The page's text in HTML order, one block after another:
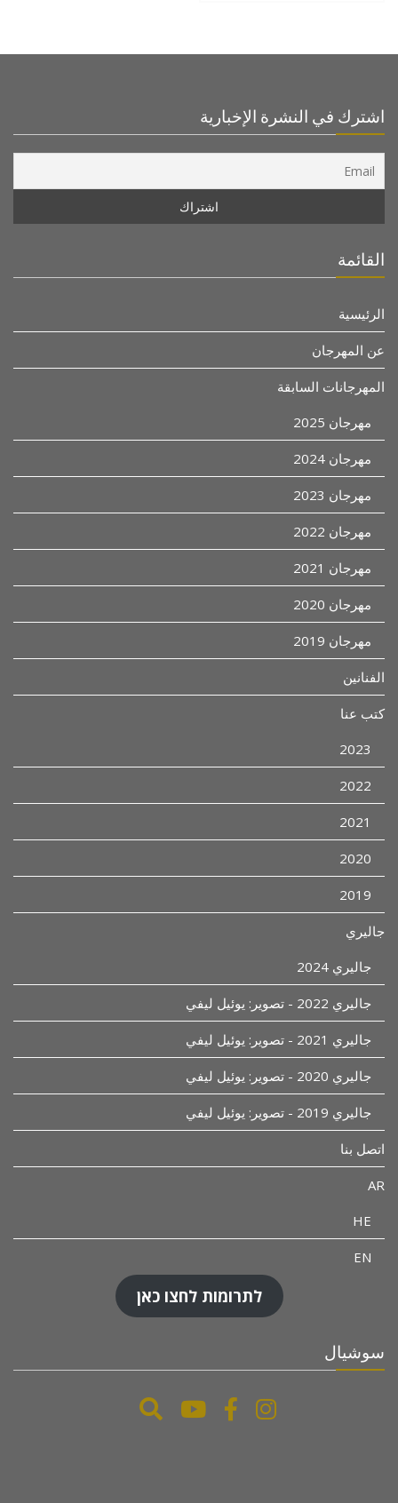
اشترك في النشرة الإخبارية
القائمة
الرئيسية
عن المهرجان
المهرجانات السابقة
مهرجان 2025
مهرجان 2024
مهرجان 2023
مهرجان 2022
مهرجان 2021
مهرجان 2020
مهرجان 2019
الفنانين
كتب عنا
2023
2022
2021
2020
2019
جاليري
جاليري 2024
جاليري 2022 - تصوير: يوئيل ليفي
جاليري 2021 - تصوير: يوئيل ليفي
جاليري 2020 - تصوير: يوئيل ليفي
جاليري 2019 - تصوير: يوئيل ليفي
اتصل بنا
AR
HE
EN
לתרומות לחצו כאן
سوشيال